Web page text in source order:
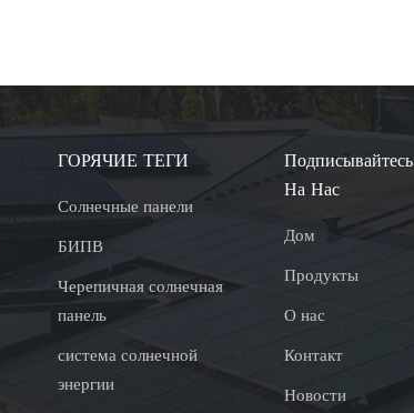
ГОРЯЧИЕ ТЕГИ
Солнечные панели
БИПВ
Черепичная солнечная
панель
система солнечной
энергии
Подписывайтесь
На Нас
Дом
Продукты
О нас
Контакт
Новости